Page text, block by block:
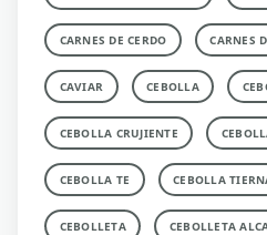
CARNES DE CERDO CARNES
CAVIAR CEBOLLA
CEBOLLA CRUJIENTE
CEBOLLA TE CEBOLLA
CEBOLLETA CEBOLLETA